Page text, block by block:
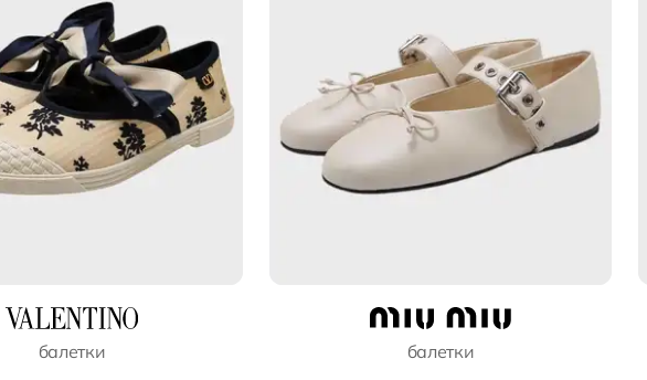
балетки балетки